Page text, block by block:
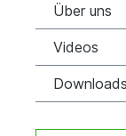
Über uns
Videos
Downloads